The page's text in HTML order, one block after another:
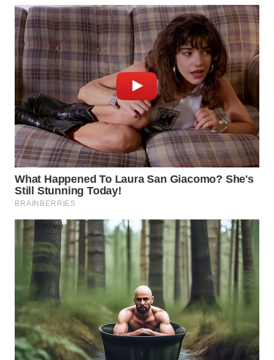
WN
BINJAI
WN
CIREBON
WN
INDRAMAYU
WN
KUNINGAN
WN
MAJALENGKA
WN
SUBANG
SUKABUMI
WN
PURWAKARTA